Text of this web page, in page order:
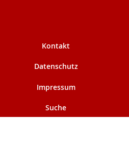
Kontakt
Datenschutz
Impressum
Suche